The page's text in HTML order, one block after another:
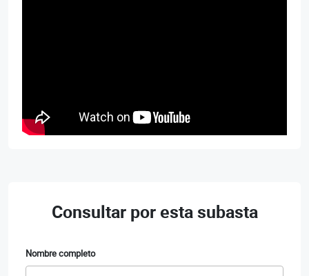
Consultar por esta subasta
Nombre completo